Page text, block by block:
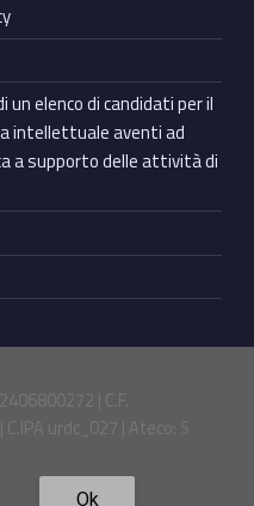
un elenco di candidati per il
intellettuale aventi ad
a supporto delle attività di
| C.F.
urdc_027 | Ateco: S
Ok